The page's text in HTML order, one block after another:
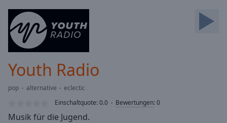
Skip
Forward
Mute
Current
Loaded:
Stream
Youth Radio
pop alternative
eclectic
Einschaltquote:0.0 Bewertungen:0
Musik für die Jugend.